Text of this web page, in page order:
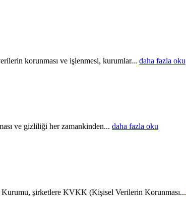
korunması ve işlenmesi, kurumlar... daha fazla oku
ve gizliliği her zamankinden... daha fazla oku
şirketlere KVKK (Kişisel Verilerin Korunması...